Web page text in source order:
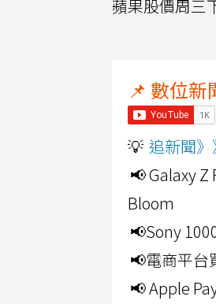
蘋果股價周三
📌 數位新
💡 追新聞
📢 Galaxy
Bloom
📢Sony
📢電商平台
📢 Apple